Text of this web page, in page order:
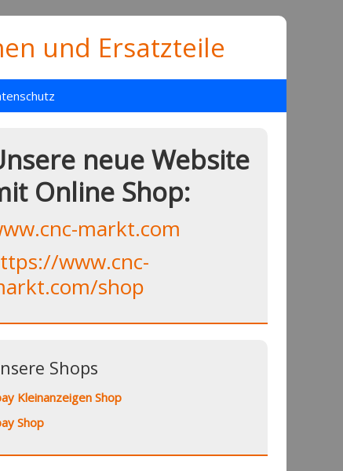
und Ersatzteile
neue Website
Online Shop:
markt.com
www.cnc-
shop
Shops
Kleinanzeigen Shop
Shop